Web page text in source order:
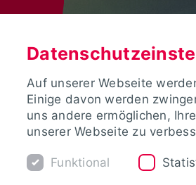
Auf unserer Webseite
Einige davon werden
uns andere ermöglichen,
unserer Webseite zu
Funktional